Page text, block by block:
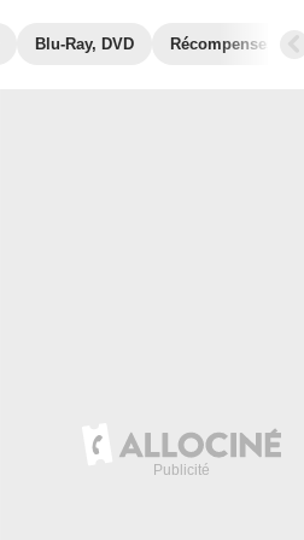
Blu-Ray, DVD Récompenses